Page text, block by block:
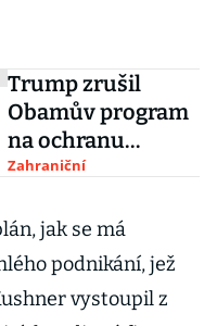
Trump zrušil
Obamův program
na ochranu
přírody, těžaři už
Zahraniční
jak se má
podnikání, jež
vystoupil z